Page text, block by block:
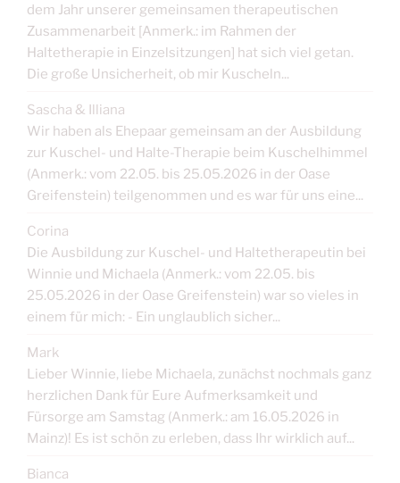
dem Jahr unserer gemeinsamen therapeutischen
Zusammenarbeit [Anmerk.: im Rahmen der
Haltetherapie in Einzelsitzungen] hat sich viel getan.
Die große Unsicherheit, ob mir Kuscheln...
Sascha & Illiana
Wir haben als Ehepaar gemeinsam an der Ausbildung
zur Kuschel- und Halte-Therapie beim Kuschelhimmel
(Anmerk.: vom 22.05. bis 25.05.2026 in der Oase
Greifenstein) teilgenommen und es war für uns eine...
Corina
Die Ausbildung zur Kuschel- und Haltetherapeutin bei
Winnie und Michaela (Anmerk.: vom 22.05. bis
25.05.2026 in der Oase Greifenstein) war so vieles in
einem für mich: - Ein unglaublich sicher...
Mark
Lieber Winnie, liebe Michaela, zunächst nochmals ganz
herzlichen Dank für Eure Aufmerksamkeit und
Fürsorge am Samstag (Anmerk.: am 16.05.2026 in
Mainz)! Es ist schön zu erleben, dass Ihr wirklich auf...
Bianca